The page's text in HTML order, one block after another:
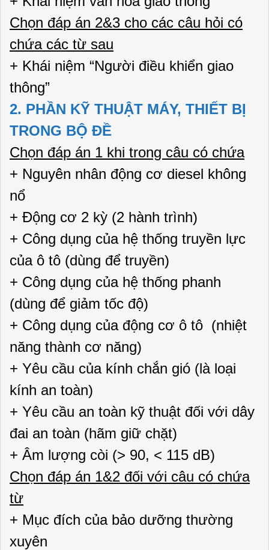
Chọn đáp án 2&3 cho các câu hỏi có
chứa các từ sau
+ Khái niệm “Người điều khiển giao
thông”
2. PHẦN KỸ THUẬT MÁY, THIẾT BỊ
TRONG BỘ ĐỀ
Chọn đáp án 1 khi trong câu có chứa
+ Nguyên nhân động cơ diesel không
nổ
+ Động cơ 2 kỳ (2 hành trình)
+ Công dụng của hệ thống truyền lực
của ô tô (dùng để truyền)
+ Công dụng của hệ thống phanh
(dùng để giảm tốc độ)
+ Công dụng của động cơ ô tô (nhiệt
năng thành cơ năng)
+ Yêu cầu của kính chắn gió (là loại
kính an toàn)
+ Yêu cầu an toàn kỹ thuật đối với dây
đai an toàn (hãm giữ chặt)
+ Âm lượng còi (> 90, < 115 dB)
Chọn đáp án 1&2 đối với câu có chứa
từ
+ Mục đích của bảo dưỡng thường
xuyên